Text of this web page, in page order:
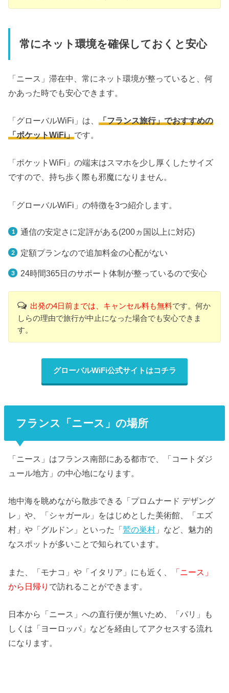
常にネット環境を確保しておくと安心
「ニース」滞在中、常にネット環境が整っていると、何
かあった時でも安心できます。
「グローバルWiFi」は、「フランス旅行」でおすすめの
「ポケットWiFi」です。
「ポケットWiFi」の端末はスマホを少し厚くしたサイズ
ですので、持ち歩く際も邪魔になりません。
「グローバルWiFi」の特徴を3つ紹介します。
通信の安定さに定評がある(200ヵ国以上に対応)
定額プランなので追加料金の心配がない
24時間365日のサポート体制が整っているので安心
出発の4日前までは、キャンセル料も無料です。何か
しらの理由で旅行が中止になった場合でも安心できま
す。
グローバルWiFi公式サイトはコチラ
フランス「ニース」の場所
「ニース」はフランス南部にある都市で、「コートダジ
ュール地方」の中心地になります。
地中海を眺めながら散歩できる「プロムナード デザング
レ」や、「シャガール」をはじめとした美術館、「エズ
村」や「グルドン」といった「鷲の巣村 」など、魅力的
なスポットが多いことで知られています。
また、「モナコ」や「イタリア」にも近く、
「ニース」
から日帰り で訪れることができます。
日本から「ニース」への直行便が無いため、「パリ」も
しくは「ヨーロッパ」などを経由してアクセスする流れ
になります。